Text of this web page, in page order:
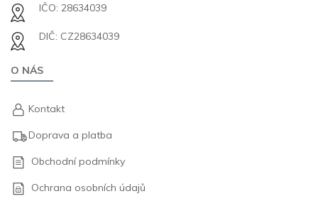
IČO: 28634039
DIČ: CZ28634039
O NÁS
Kontakt
Doprava a platba
Obchodní podmínky
Ochrana osobních údajů